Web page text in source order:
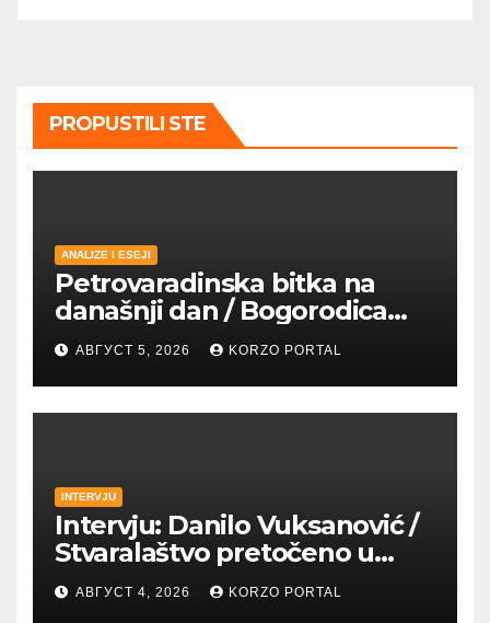
PROPUSTILI STE
ANALIZE I ESEJI
Petrovaradinska bitka na
današnji dan / Bogorodica
pobednica u
petrovaradinskom Podgrađu
АВГУСТ 5, 2026 KORZO PORTAL
INTERVJU
Intervju: Danilo Vuksanović /
Stvaralaštvo pretočeno u
umetnost i reči
АВГУСТ 4, 2026 KORZO PORTAL